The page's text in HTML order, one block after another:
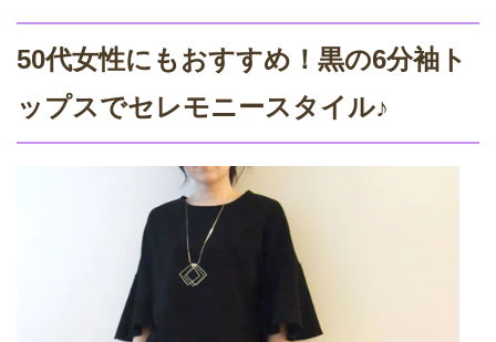
50代女性にもおすすめ！黒の6分袖ト
ップスでセレモニースタイル♪